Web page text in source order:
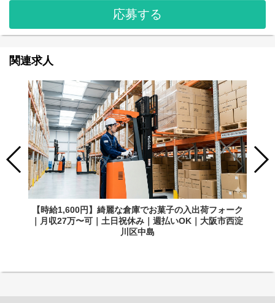
応募する
関連求人
【時給1,600円】綺麗な倉庫でお菓子の入出荷フォーク
｜月収27万〜可｜土日祝休み｜週払いOK｜大阪市西淀
川区中島